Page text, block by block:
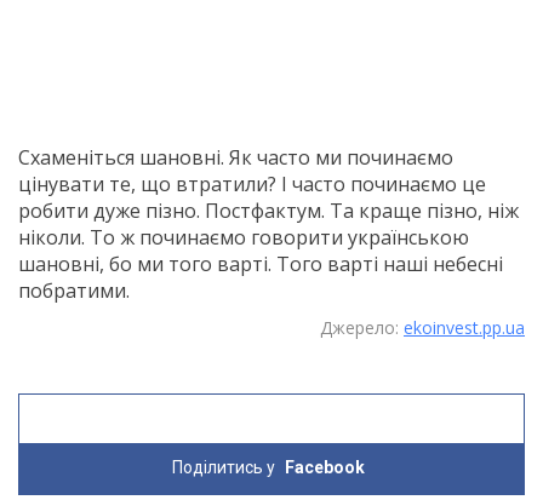
Схаменіться шановні. Як часто ми починаємо
цінувати те, що втратили? І часто починаємо це
робити дуже пізно. Постфактум. Та краще пізно, ніж
ніколи. То ж починаємо говорити українською
шановні, бо ми того варті. Того варті наші небесні
побратими.
Джерело: ekoinvest.pp.ua
Поділитись у Facebook